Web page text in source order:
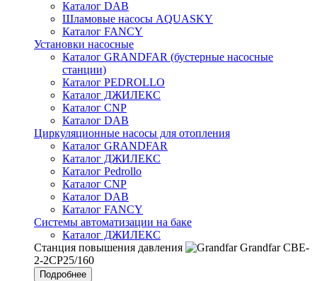
Каталог DAB
Шламовые насосы AQUASKY
Каталог FANCY
Установки насосные
Каталог GRANDFAR (бустерные насосные
станции)
Каталог PEDROLLO
Каталог ДЖИЛЕКС
Каталог CNP
Каталог DAB
Циркуляционные насосы для отопления
Каталог GRANDFAR
Каталог ДЖИЛЕКС
Каталог Pedrollo
Каталог CNP
Каталог DAB
Каталог FANCY
Системы автоматизации на баке
Каталог ДЖИЛЕКС
Станция повышения давления
Grandfar CBE-
2-2CP25/160
Подробнее